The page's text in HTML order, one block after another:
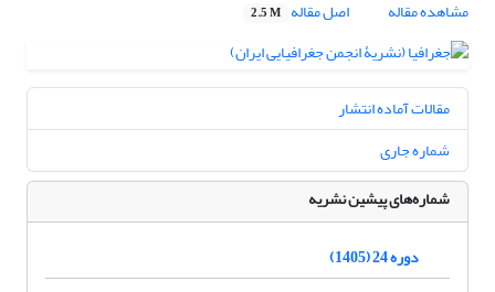
مشاهده مقاله
اصل مقاله 2.5 M
مقالات آماده انتشار
شماره جاری
شماره‌های پیشین نشریه
دوره 24 (1405)